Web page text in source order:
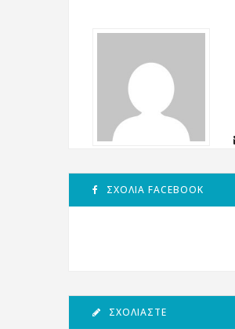
ΣΧΌΛΙΑ FACEBOOK
ΣΧΟΛΙΆΣΤΕ